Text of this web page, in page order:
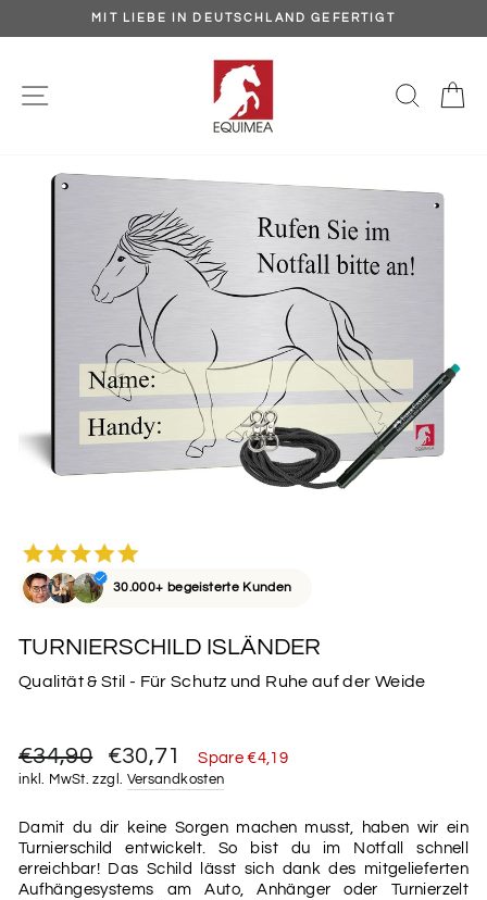
Pause
Diashow
MIT LIEBE IN DEUTSCHLAND GEFERTIGT
SEITENNAVIGATION
30.000+ begeisterte Kunden
TURNIERSCHILD ISLÄNDER
Qualität & Stil - Für Schutz und Ruhe auf der Weide
Normaler
Preis
€34,90 Sonderpreis
€30,71 Spare €4,19
inkl. MwSt. zzgl. Versandkosten
Damit du dir keine Sorgen machen musst, haben wir ein
Turnierschild entwickelt. So bist du im Notfall schnell
erreichbar! Das Schild lässt sich dank des mitgelieferten
Aufhängesystems am Auto, Anhänger oder Turnierzelt